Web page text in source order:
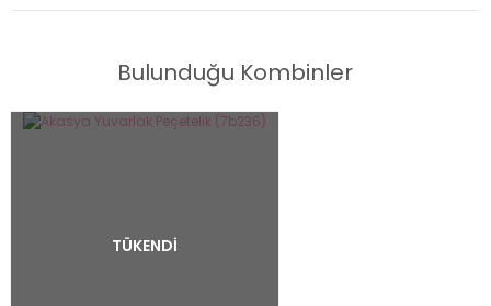
Bulunduğu Kombinler
TÜKENDİ